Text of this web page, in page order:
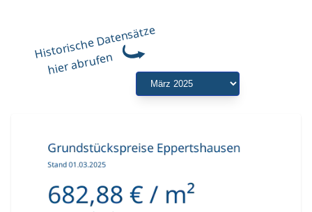
Historische Datensätze
hier abrufen